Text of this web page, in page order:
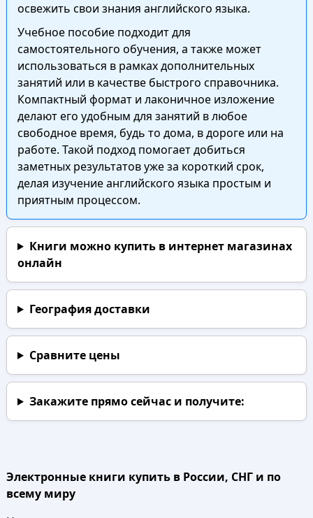
освежить свои знания английского языка.
Учебное пособие подходит для
самостоятельного обучения, а также может
использоваться в рамках дополнительных
занятий или в качестве быстрого справочника.
Компактный формат и лаконичное изложение
делают его удобным для занятий в любое
свободное время, будь то дома, в дороге или на
работе. Такой подход помогает добиться
заметных результатов уже за короткий срок,
делая изучение английского языка простым и
приятным процессом.
Книги можно купить в интернет магазинах
онлайн
География доставки
Сравните цены
Закажите прямо сейчаси получите:
Электронные книги купить в России, СНГ и по
всему миру